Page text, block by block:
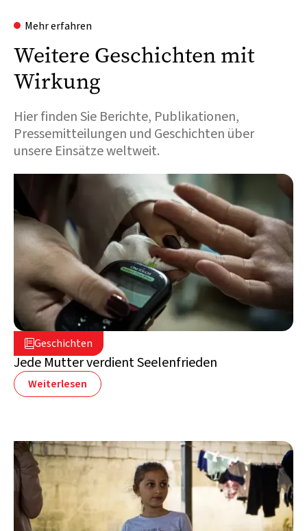
Mehr erfahren
Weitere Geschichten mit
Wirkung
Hier finden Sie Berichte, Publikationen,
Pressemitteilungen und Geschichten über
unsere Einsätze weltweit.
Geschichten
5. August 2026
Libanon
Jede Mutter verdient Seelenfrieden
Weiterlesen